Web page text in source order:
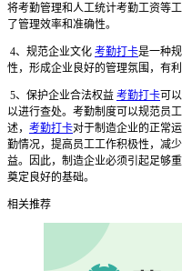
将考勤管理和人工统计考勤工资等
了管理效率和准确性。
4、规范企业文化 考勤打卡是一种
性，形成企业良好的管理氛围，有
5、保护企业合法权益 考勤打卡可
以进行查处。考勤制度可以规范员
述， 考勤打卡对于制造企业的正常
勤情况，提高员工工作积极性，减
益。因此，制造企业必须引起足够
奠定良好的基础。
相关推荐